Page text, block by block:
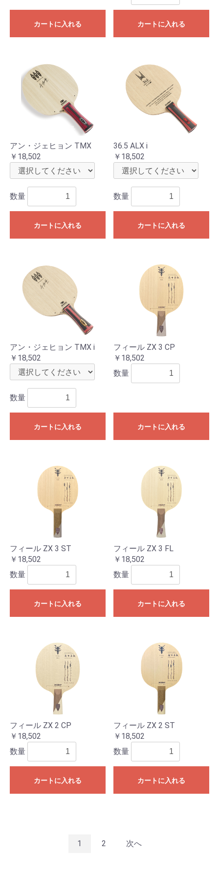
カートに入れる カートに入れる
アン・ジェヒョン TMX
￥18,502
数量
カートに入れる
36.5 ALX i
￥18,502
数量
カートに入れる
アン・ジェヒョン TMX i
￥18,502
数量
カートに入れる
フィール ZX 3 CP
￥18,502
数量
カートに入れる
フィール ZX 3 ST
￥18,502
数量
カートに入れる
フィール ZX 3 FL
￥18,502
数量
カートに入れる
フィール ZX 2 CP
￥18,502
数量
カートに入れる
フィール ZX 2 ST
￥18,502
数量
カートに入れる
お買い物を続ける カートへ進む
1 2 次へ